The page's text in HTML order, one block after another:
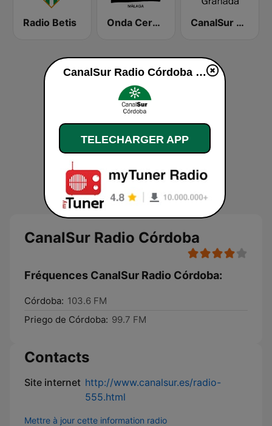
Radio Betis Onda Cero Málaga CanalSur Radio Granada
CanalSur Radio Córdoba
Fréquences CanalSur Radio Córdoba:
Córdoba: 103.6 FM
Priego de Córdoba: 99.7 FM
Contacts
Site internet http://www.canalsur.es/radio-
555.html
Mettre à jour cette information radio
CanalSur Radio Córdoba en ligne
TELECHARGER APP